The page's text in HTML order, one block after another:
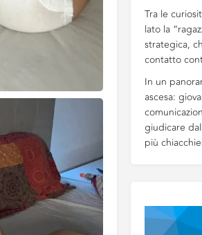
Tra le
lato la
strategica,
contatto
In un
ascesa:
giudicare
più